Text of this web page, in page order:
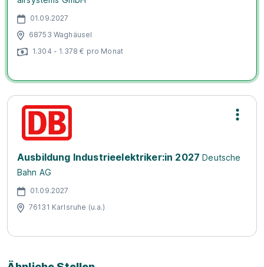
01.09.2027
68753 Waghäusel
1.304 - 1.378 € pro Monat
Ausbildung Industrieelektriker:in 2027 Deutsche
Bahn AG
01.09.2027
76131 Karlsruhe (u.a.)